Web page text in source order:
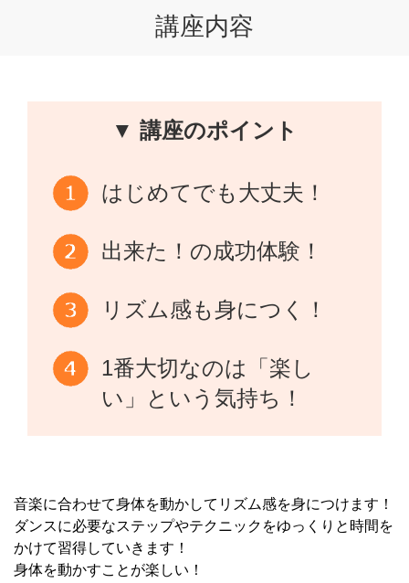
講座内容
▼ 講座のポイント
はじめてでも大丈夫！
出来た！の成功体験！
リズム感も身につく！
1番大切なのは「楽し
い」という気持ち！
音楽に合わせて身体を動かしてリズム感を身につけます！
ダンスに必要なステップやテクニックをゆっくりと時間を
かけて習得していきます！
身体を動かすことが楽しい！